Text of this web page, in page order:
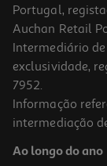
-10%
Livro O Homem-
14.31 €/un
Portugal,
Auchan Retail
Intermediário
exclusividade,
7952.
Informação
intermediação
Ao longo do ano